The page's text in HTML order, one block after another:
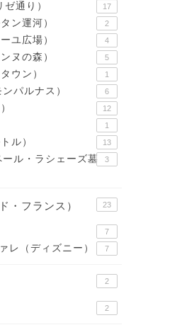
通り） 17
ン運河） 2
ユ広場） 4
ヌの森） 5
ウン） 1
パルナス） 6
12
1
ル） 13
ル・ラシェーズ墓
3
・フランス） 23
7
レ（ディズニー） 7
2
2